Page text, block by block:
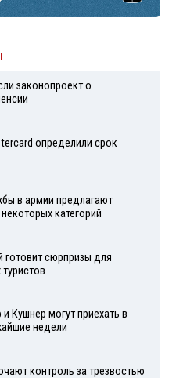
законопроект о
определили срок
в армии предлагают
категорий
готовит сюрпризы для
Кушнер могут приехать в
недели
контроль за трезвостью